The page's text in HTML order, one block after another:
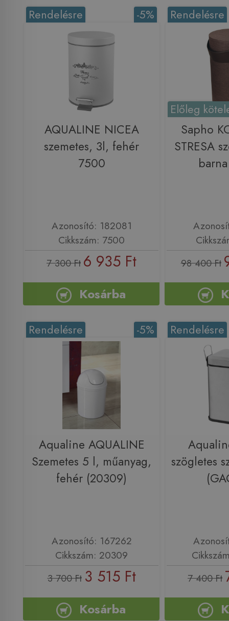
-5%
Rendelésre
AQUALINE NICEA
szemetes, 3l, fehér
7500
Azonosító: 182081
Cikkszám: 7500
7 300 Ft 6 935 Ft
Kosárba
Rendelésre
Előleg
Sapho
STRESA
98 400 Ft
-5%
Rendelésre
Aqualine AQUALINE
Szemetes 5 l, műanyag,
fehér (20309)
Azonosító: 167262
Cikkszám: 20309
3 700 Ft 3 515 Ft
Kosárba
Rendelésre
szögletes
7 400 Ft